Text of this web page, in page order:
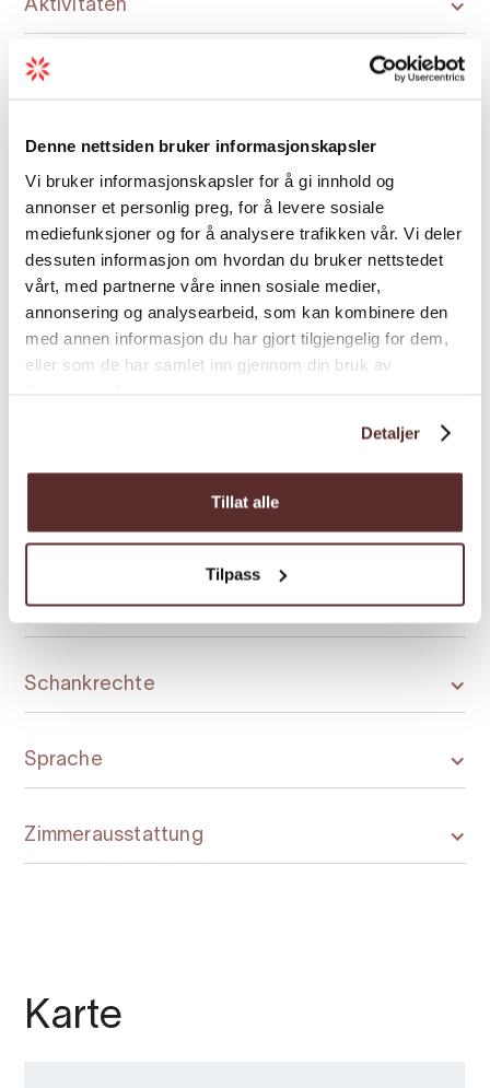
Denne nettsiden bruker informasjonskapsler
Vi bruker informasjonskapsler for å gi innhold og
annonser et personlig preg, for å levere sosiale
mediefunksjoner og for å analysere trafikken vår. Vi deler
dessuten informasjon om hvordan du bruker nettstedet
vårt, med partnerne våre innen sosiale medier,
annonsering og analysearbeid, som kan kombinere den
med annen informasjon du har gjort tilgjengelig for dem,
eller som de har samlet inn gjennom din bruk av
Detaljer
Tillat alle
Tilpass
Aktivitäten
Allgemeine Einrichtungen
Camping und Hütte
Kochgelegenheit
Konferenzausstattung
Restaurantbetrieb
Saison
Schankrechte
Sprache
Zimmerausstattung
Karte